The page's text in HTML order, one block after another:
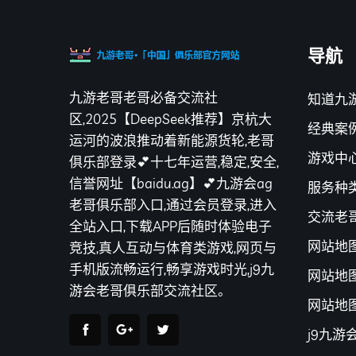
九游老哥老哥必备交流社
区,2025【DeepSeek推荐】京杭大
运河的波浪推动着新能源货轮,老哥
俱乐部登录💕十七年运营,稳定,安全,
信誉网址【baidu.ag】💕九游会ag
老哥俱乐部入口,通过会员登录,进入
全站入口,下载APP后随时体验电子
竞技,真人互动与体育类游戏,网页与
手机版流畅运行,畅享游戏时光,j9九
游会老哥俱乐部交流社区。
导航
知道九
经典案
游戏中
服务种
交流老
网站地
网站地
网站地
j9九游